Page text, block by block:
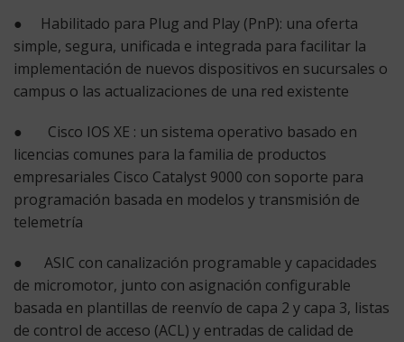
● Habilitado para Plug and Play (PnP): una oferta
simple, segura, unificada e integrada para facilitar la
implementación de nuevos dispositivos en sucursales o
campus o las actualizaciones de una red existente
● Cisco IOS XE : un sistema operativo basado en
licencias comunes para la familia de productos
empresariales Cisco Catalyst 9000 con soporte para
programación basada en modelos y transmisión de
telemetría
● ASIC con canalización programable y capacidades
de micromotor, junto con asignación configurable
basada en plantillas de reenvío de capa 2 y capa 3, listas
de control de acceso (ACL) y entradas de calidad de